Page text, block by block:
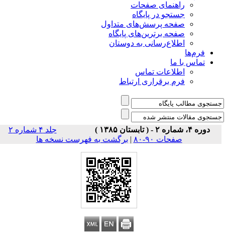
راهنمای صفحات
جستجو در پایگاه
صفحه پرسش‌های متداول
صفحه برترین‌های پایگاه
اطلاع‌رسانی به دوستان
فرم‌ها
تماس با ما
اطلاعات تماس
فرم برقراری ارتباط
دوره ۴، شماره ۲ - ( تابستان ۱۳۸۵ )
جلد ۴ شماره ۲
صفحات ۹۰-۸۰
| برگشت به فهرست نسخه ها